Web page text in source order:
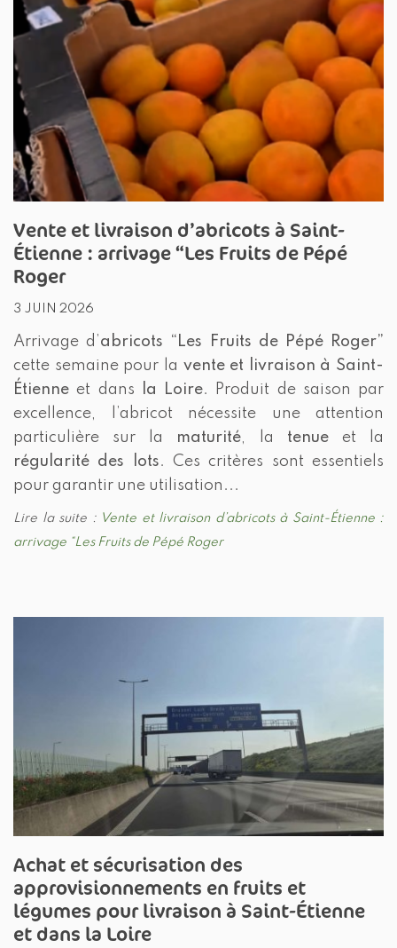
Vente et livraison d’abricots à Saint-
Étienne : arrivage “Les Fruits de Pépé
Roger
3 JUIN 2026
Arrivage d’abricots “Les Fruits de Pépé Roger”
cette semaine pour la vente et livraison à Saint-
Étienne et dans la Loire. Produit de saison par
excellence, l’abricot nécessite une attention
particulière sur la maturité, la tenueet la
régularité des lots. Ces critères sont essentiels
pour garantir une utilisation...
Lire la suite : Vente et livraison d’abricots à Saint-Étienne :
arrivage “Les Fruits de Pépé Roger
Achat et sécurisation des
approvisionnements en fruits et
légumes pour livraison à Saint-Étienne
et dans la Loire